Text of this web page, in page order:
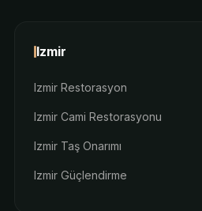
Izmir
Izmir Restorasyon
Izmir Cami Restorasyonu
Izmir Taş Onarımı
Izmir Güçlendirme